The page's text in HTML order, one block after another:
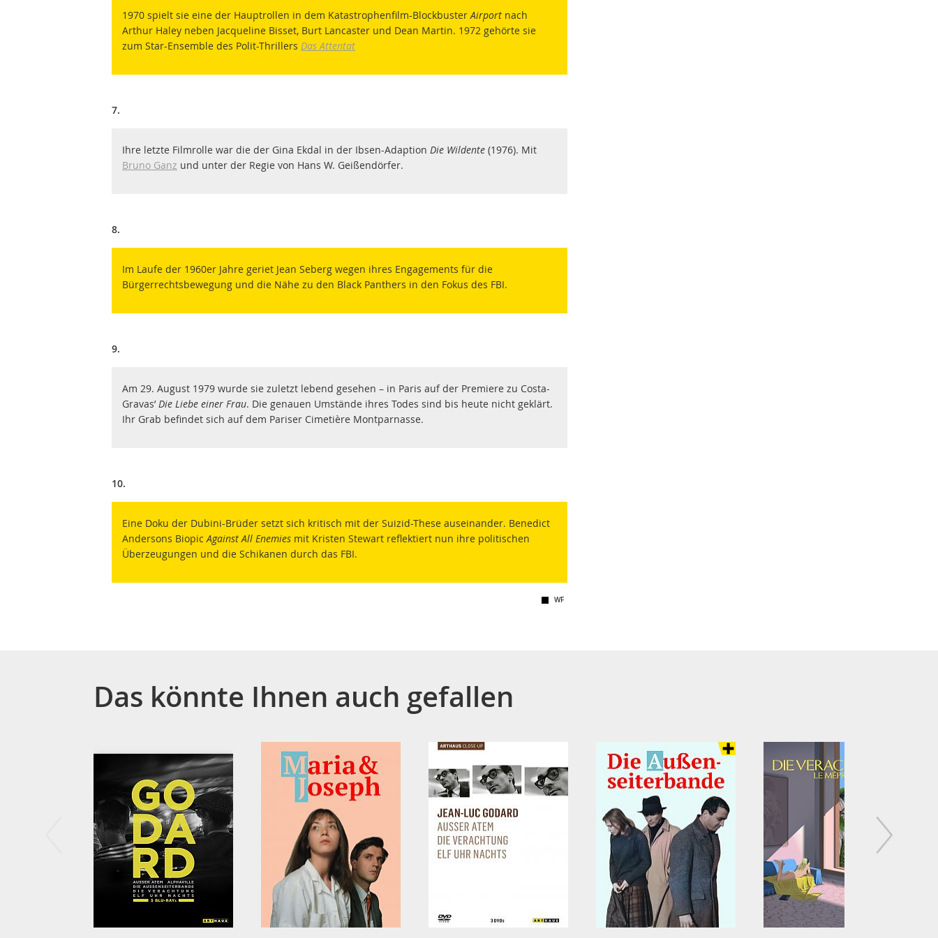
1970 spielt sie eine der Hauptrollen in dem Katastrophenfilm-Blockbuster Airport nach
Arthur Haley neben Jacqueline Bisset, Burt Lancaster und Dean Martin. 1972 gehörte sie
zum Star-Ensemble des Polit-Thrillers Das Attentat
7.
Ihre letzte Filmrolle war die der Gina Ekdal in der Ibsen-Adaption Die Wildente (1976). Mit
Bruno Ganz und unter der Regie von Hans W. Geißendörfer.
8.
Im Laufe der 1960er Jahre geriet Jean Seberg wegen ihres Engagements für die
Bürgerrechtsbewegung und die Nähe zu den Black Panthers in den Fokus des FBI.
9.
Am 29. August 1979 wurde sie zuletzt lebend gesehen – in Paris auf der Premiere zu Costa-
Gravas’ Die Liebe einer Frau. Die genauen Umstände ihres Todes sind bis heute nicht geklärt.
Ihr Grab befindet sich auf dem Pariser Cimetière Montparnasse.
10.
Eine Doku der Dubini-Brüder setzt sich kritisch mit der Suizid-These auseinander. Benedict
Andersons Biopic Against All Enemies mit Kristen Stewart reflektiert nun ihre politischen
Überzeugungen und die Schikanen durch das FBI.
WF
Das könnte Ihnen auch gefallen